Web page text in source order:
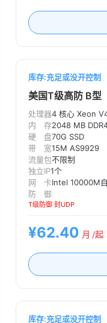
库存:充足或没开控制
美国T级高防 B型
处理器4 核心 Xeon
内 存2048 MB
硬 盘70G SSD
带 宽15M AS9929
流量包不限制
独立IP1个
网 卡Intel 10000M
防 御
T级防御 封UDP
¥62.40 月 /起
库存:充足或没开控制